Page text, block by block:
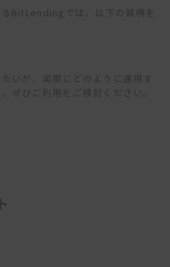
BitLendingでは、以下の銘柄を
いが、実際にどのように運用す
ぜひご利用をご検討ください。